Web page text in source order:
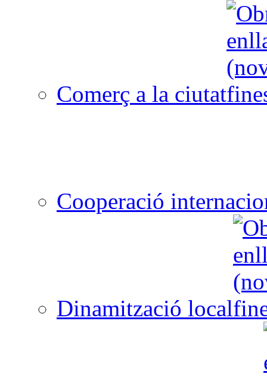
Comerç a la ciutat
Cooperació
Dinamització local